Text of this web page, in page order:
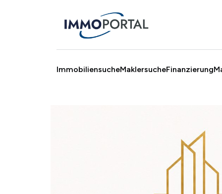
ImmobiliensucheMaklersucheFinanzierung